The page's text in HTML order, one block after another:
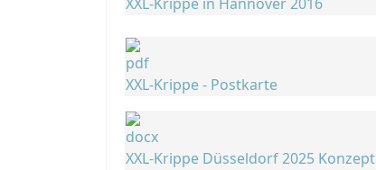
XXL-Krippe - Postkarte
XXL-Krippe Düsseldorf 2025 Konzept